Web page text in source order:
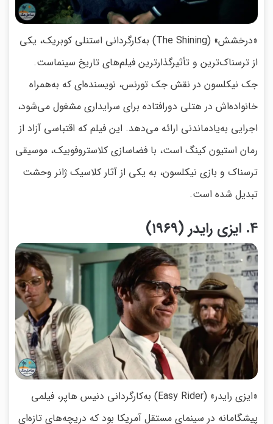
«درخشش» (The Shining) به‌کارگردانی استنلی کوبریک، یکی
از ترسناک‌ترین و تأثیرگذارترین فیلم‌های تاریخ سینماست.
جک نیکلسون در نقش جک تورنس، نویسنده‌ای که به‌همراه
خانواده‌اش در هتلی دورافتاده برای سرایداری مشغول می‌شود،
اجرایی به‌یادماندنی ارائه می‌دهد. این فیلم که اقتباسی آزاد از
رمان استیون کینگ است، با فضاسازی کلاستروفوبیک، موسیقی
ترسناک و بازی نیکلسون، به یکی از آثار کلاسیک ژانر وحشت
تبدیل شده است.
4. ایزی رایدر (۱۹۶۹)
«ایزی رایدر» (Easy Rider) به‌کارگردانی دنیس هاپر، فیلمی
پیشگامانه در سینمای مستقل آمریکا بود که دریچه‌های تازه‌ای